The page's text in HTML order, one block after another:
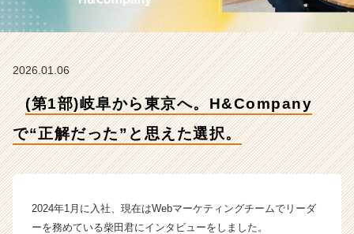
思
式
社
&
o
m
2026.01.06
(第1部)岐阜から東京へ。H&Company
で“正解だった”と思えた選択。
2024年1月に入社、現在はWebマーケティングチームでリーダ
ーを務めている柴田君にインタビューをしました。